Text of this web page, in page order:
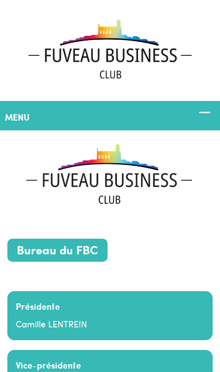
Bureau du FBC
Présidente
Camille LENTREIN
Vice-présidente